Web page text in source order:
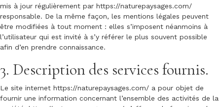
mis à jour régulièrement par https://naturepaysages.com/
responsable. De la même façon, les mentions légales peuvent
être modifiées à tout moment : elles s’imposent néanmoins à
l’utilisateur qui est invité à s’y référer le plus souvent possible
afin d’en prendre connaissance.
3. Description des services fournis.
Le site internet https://naturepaysages.com/ a pour objet de
fournir une information concernant l’ensemble des activités de la